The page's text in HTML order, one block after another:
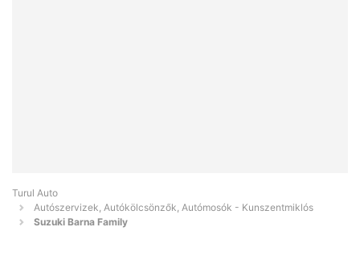
Turul Auto
Autószervizek, Autókölcsönzők, Autómosók - Kunszentmiklós
Suzuki Barna Family